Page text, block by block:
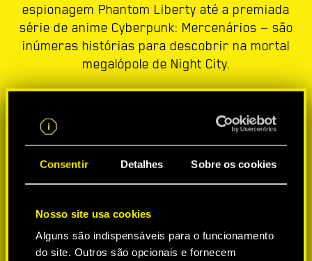
Consentir Detalhes Sobre os cookies
Nosso site usa cookies
Alguns são indispensáveis para o funcionamento
do site. Outros são opcionais e fornecem
espionagem Phantom Liberty até a premiada
série de anime Cyberpunk: Mercenários — são
inúmeras histórias para descobrir na mortal
megalópole de Night City.